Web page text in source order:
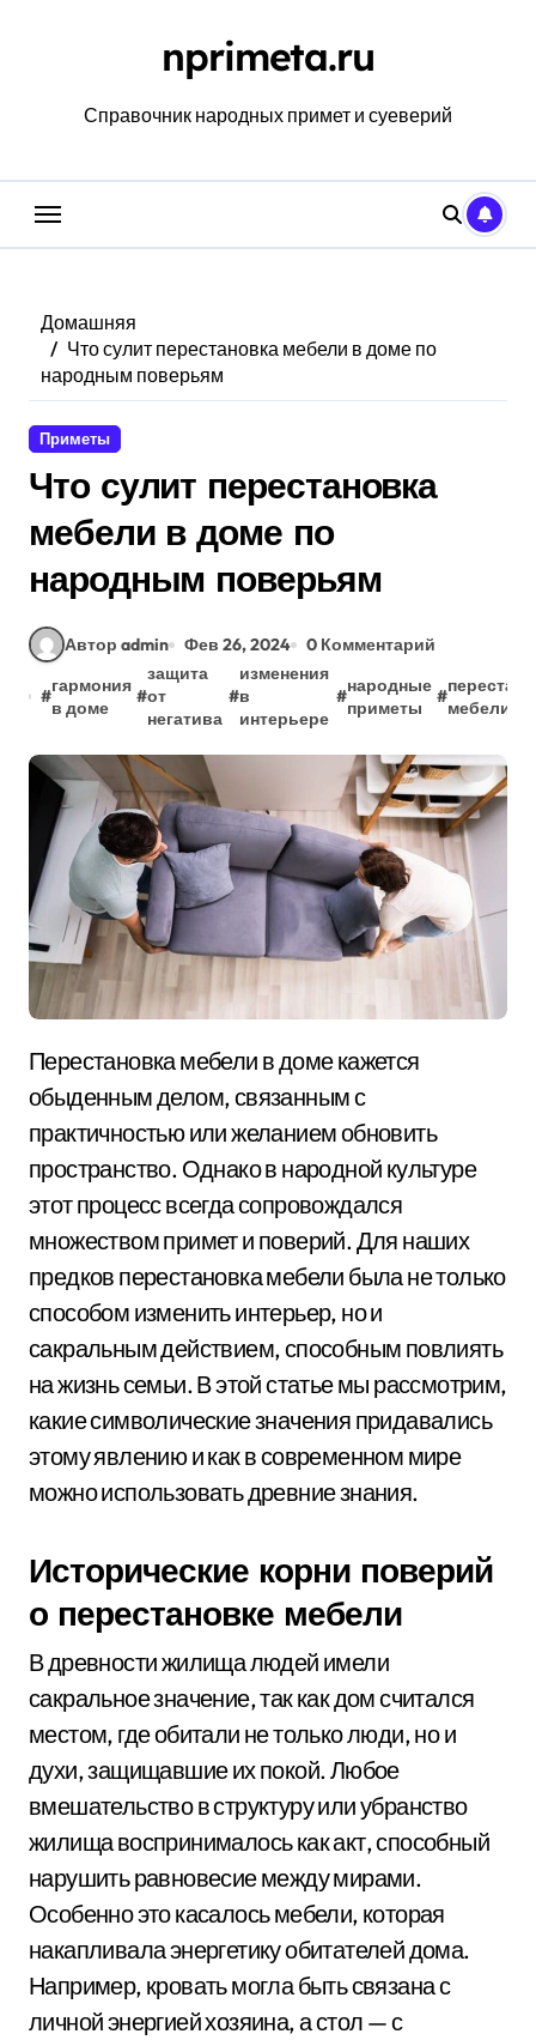
nprimeta.ru
Справочник народных примет и суеверий
Домашняя
Что сулит перестановка мебели в доме по
народным поверьям
Приметы
Что сулит перестановка
мебели в доме по
народным поверьям
Автор admin Фев 26, 2024 0 Комментарий
#
гармония
в доме
#
защита
от
негатива
#
изменения
в
интерьере
#
народные
приметы
#
мебели
Перестановка мебели в доме кажется
обыденным делом, связанным с
практичностью или желанием обновить
пространство. Однако в народной культуре
этот процесс всегда сопровождался
множеством примет и поверий. Для наших
предков перестановка мебели была не только
способом изменить интерьер, но и
сакральным действием, способным повлиять
на жизнь семьи. В этой статье мы рассмотрим,
какие символические значения придавались
этому явлению и как в современном мире
можно использовать древние знания.
Исторические корни поверий
о перестановке мебели
В древности жилища людей имели
сакральное значение, так как дом считался
местом, где обитали не только люди, но и
духи, защищавшие их покой. Любое
вмешательство в структуру или убранство
жилища воспринималось как акт, способный
нарушить равновесие между мирами.
Особенно это касалось мебели, которая
накапливала энергетику обитателей дома.
Например, кровать могла быть связана с
личной энергией хозяина, а стол — с